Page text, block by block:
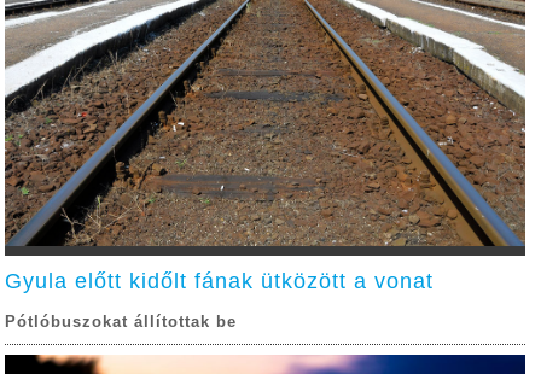
Gyula előtt kidőlt fának ütközött a vonat
Pótlóbuszokat állítottak be